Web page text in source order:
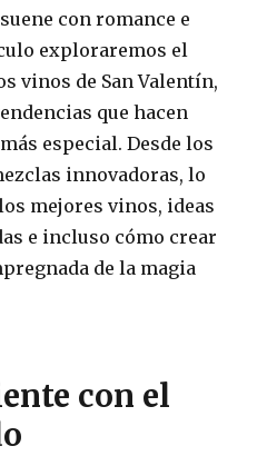
con romance e
exploraremos el
vinos de San Valentín,
que hacen
especial. Desde los
innovadoras, lo
mejores vinos, ideas
e incluso cómo crear
de la magia
con el